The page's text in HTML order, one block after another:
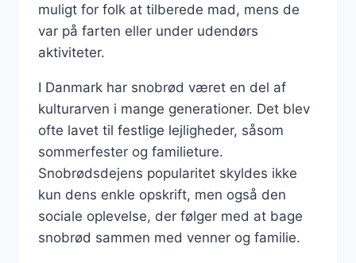
muligt for folk at tilberede mad, mens de
var på farten eller under udendørs
aktiviteter.
I Danmark har snobrød været en del af
kulturarven i mange generationer. Det blev
ofte lavet til festlige lejligheder, såsom
sommerfester og familieture.
Snobrødsdejens popularitet skyldes ikke
kun dens enkle opskrift, men også den
sociale oplevelse, der følger med at bage
snobrød sammen med venner og familie.